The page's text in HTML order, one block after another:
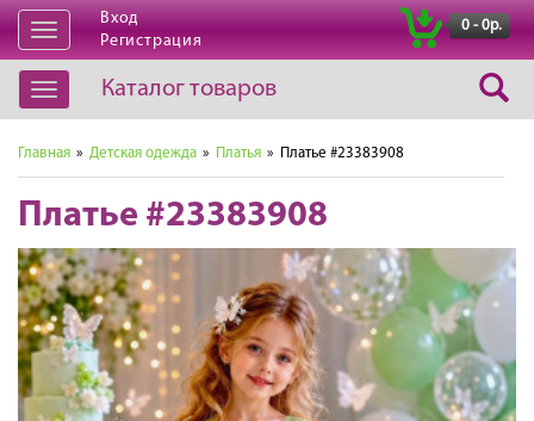
Открыть
навигацию
Вход
Регистрация
0 - 0р.
Открыть
навигацию
Каталог товаров
Главная » Детская одежда » Платья » Платье #23383908
Платье #23383908